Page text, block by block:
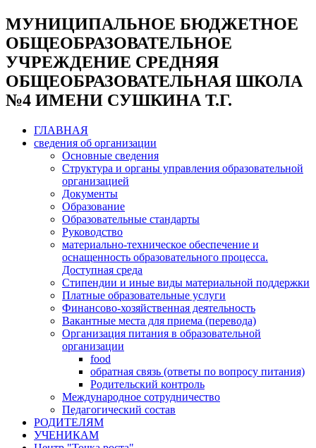
МУНИЦИПАЛЬНОЕ БЮДЖЕТНОЕ
ОБЩЕОБРАЗОВАТЕЛЬНОЕ
УЧРЕЖДЕНИЕ СРЕДНЯЯ
ОБЩЕОБРАЗОВАТЕЛЬНАЯ ШКОЛА
№4 ИМЕНИ СУШКИНА Т.Г.
ГЛАВНАЯ
сведения об организации
Основные сведения
Структура и органы управления образовательной
организацией
Документы
Образование
Образовательные стандарты
Руководство
материально-техническое обеспечение и
оснащенность образовательного процесса.
Доступная среда
Стипендии и иные виды материальной поддержки
Платные образовательные услуги
Финансово-хозяйственная деятельность
Вакантные места для приема (перевода)
Организация питания в образовательной
организации
food
обратная связь (ответы по вопросу питания)
Родительский контроль
Международное сотрудничество
Педагогический состав
РОДИТЕЛЯМ
УЧЕНИКАМ